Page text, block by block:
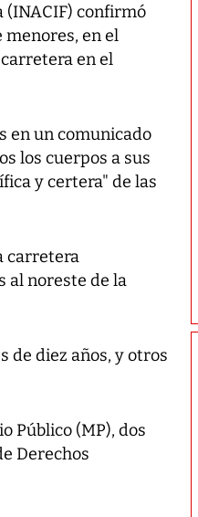
(INACIF) confirmó
menores, en el
en el
en un comunicado
los cuerpos a sus
y certera" de las
carretera
al noreste de la
de diez años, y otros
Público (MP), dos
Derechos